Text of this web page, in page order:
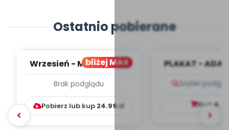
Ostatnio pobierane
bliżej MAX
Wrzesień - MIESIĘCZNY
WYCHOWAWCZO –
DYDAKTYC...
Brak podglądu
Pobierz lub kup 24.99zł
PLAKAT -
Szybki
Kup